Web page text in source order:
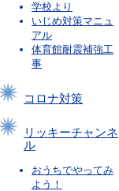
学校より
いじめ対策マニュ
アル
体育館耐震補強工
事
コロナ対策
リッキーチャンネ
ル
おうちでやってみ
よう！